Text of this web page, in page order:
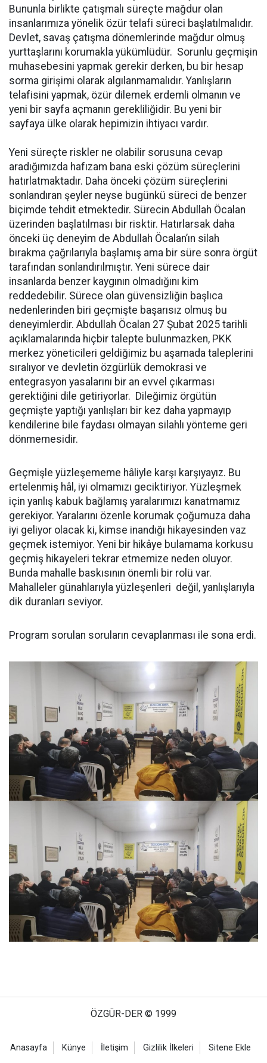
Bununla birlikte çatışmalı süreçte mağdur olan
insanlarımıza yönelik özür telafi süreci başlatılmalıdır.
Devlet, savaş çatışma dönemlerinde mağdur olmuş
yurttaşlarını korumakla yükümlüdür. Sorunlu geçmişin
muhasebesini yapmak gerekir derken, bu bir hesap
sorma girişimi olarak algılanmamalıdır. Yanlışların
telafisini yapmak, özür dilemek erdemli olmanın ve
yeni bir sayfa açmanın gerekliliğidir. Bu yeni bir
sayfaya ülke olarak hepimizin ihtiyacı vardır.
Yeni süreçte riskler ne olabilir sorusuna cevap
aradığımızda hafızam bana eski çözüm süreçlerini
hatırlatmaktadır. Daha önceki çözüm süreçlerini
sonlandıran şeyler neyse bugünkü süreci de benzer
biçimde tehdit etmektedir. Sürecin Abdullah Öcalan
üzerinden başlatılması bir risktir. Hatırlarsak daha
önceki üç deneyim de Abdullah Öcalan’ın silah
bırakma çağrılarıyla başlamış ama bir süre sonra örgüt
tarafından sonlandırılmıştır. Yeni sürece dair
insanlarda benzer kaygının olmadığını kim
reddedebilir. Sürece olan güvensizliğin başlıca
nedenlerinden biri geçmişte başarısız olmuş bu
deneyimlerdir. Abdullah Öcalan 27 Şubat 2025 tarihli
açıklamalarında hiçbir talepte bulunmazken, PKK
merkez yöneticileri geldiğimiz bu aşamada taleplerini
sıralıyor ve devletin özgürlük demokrasi ve
entegrasyon yasalarını bir an evvel çıkarması
gerektiğini dile getiriyorlar. Dileğimiz örgütün
geçmişte yaptığı yanlışları bir kez daha yapmayıp
kendilerine bile faydası olmayan silahlı yönteme geri
dönmemesidir.
Geçmişle yüzleşememe hâliyle karşı karşıyayız. Bu
ertelenmiş hâl, iyi olmamızı geciktiriyor. Yüzleşmek
için yanlış kabuk bağlamış yaralarımızı kanatmamız
gerekiyor. Yaralarını özenle korumak çoğumuza daha
iyi geliyor olacak ki, kimse inandığı hikayesinden vaz
geçmek istemiyor. Yeni bir hikâye bulamama korkusu
geçmiş hikayeleri tekrar etmemize neden oluyor.
Bunda mahalle baskısının önemli bir rolü var.
Mahalleler günahlarıyla yüzleşenleri değil, yanlışlarıyla
dik duranları seviyor.
Program sorulan soruların cevaplanması ile sona erdi.
ÖZGÜR-DER © 1999
Anasayfa Künye İletişim Gizlilik İlkeleri Sitene Ekle